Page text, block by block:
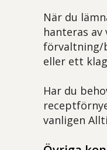
När du
hanteras
förvaltning/
eller ett
Har du
vanligen